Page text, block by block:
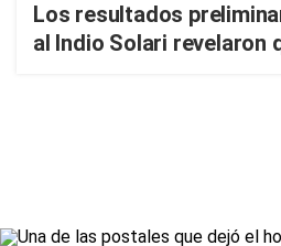
Los resultados
al Indio Solari revelaron